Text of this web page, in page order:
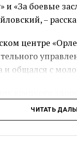
и «За боевые
–
центре
и общался с
Пресс-
ЧИТАТЬ